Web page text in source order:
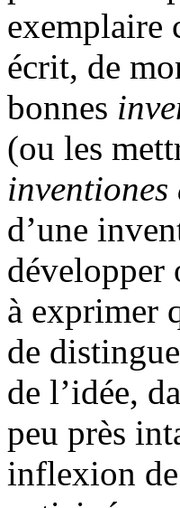
exemplaire
écrit, de
bonnes
(ou les
d’une
développer
à exprimer
de
de l’idée,
peu près
inflexion de